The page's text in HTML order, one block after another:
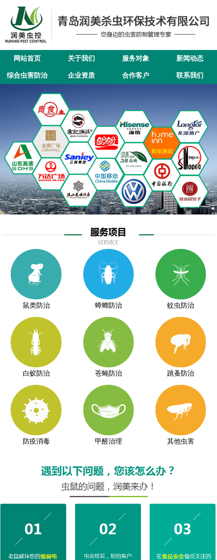
网站首页 关于我们 服务对象 新闻动态
综合虫害防治 企业资质 合作客户 联系我们
鼠类防治 蟑螂防治 蚊虫防治
白蚁防治 苍蝇防治 跳蚤防治
防疫消毒 甲醛治理 其他虫害